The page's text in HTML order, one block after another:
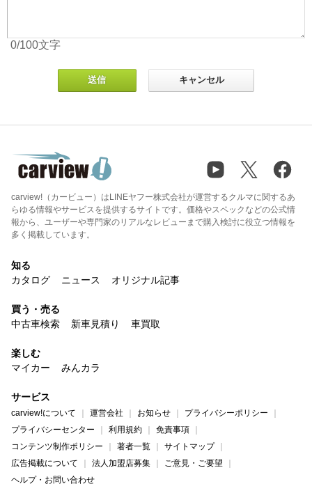
0/100文字
carview!（カービュー）はLINEヤフー株式会社が運営するクルマに関するあ
らゆる情報やサービスを提供するサイトです。価格やスペックなどの公式情
報から、ユーザーや専門家のリアルなレビューまで購入検討に役立つ情報を
多く掲載しています。
知る
カタログ
ニュース オリジナル記事
買う・売る
中古車検索
新車見積り 車買取
楽しむ
マイカー
みんカラ
サービス
carview!について 運営会社 お知らせ
プライバシーポリシー
プライバシーセンター
利用規約
免責事項
コンテンツ制作ポリシー
著者一覧
サイトマップ
広告掲載について
法人加盟店募集
ご意見・ご要望
ヘルプ・お問い合わせ